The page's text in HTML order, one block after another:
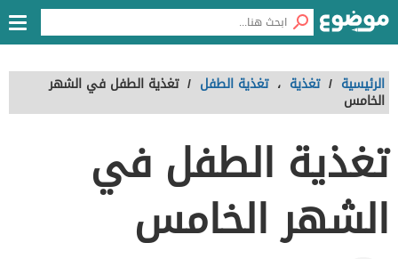
الرئيسية / تغذية ، تغذية الطفل / تغذية الطفل في الشهر
الخامس
تغذية الطفل في
الشهر الخامس